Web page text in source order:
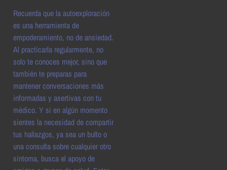
Recuerda que la autoexploración
es una herramienta de
empoderamiento, no de ansiedad.
Al practicarla regularmente, no
solo te conoces mejor, sino que
también te preparas para
mantener conversaciones más
informadas y asertivas con tu
médico. Y si en algún momento
sientes la necesidad de compartir
tus hallazgos, ya sea un bulto o
una consulta sobre cualquier otro
síntoma, busca el apoyo de